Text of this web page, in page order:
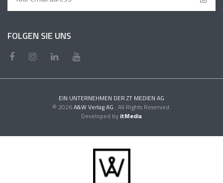
FOLGEN SIE UNS
EIN UNTERNEHMEN DER ZT MEDIEN AG
© 2026A&W Verlag AG . All Rights Reserved.
Developed by itMedia